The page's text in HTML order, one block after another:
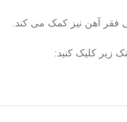
فقر آهن نیز کمک می کند.
زیر کلیک کنید: